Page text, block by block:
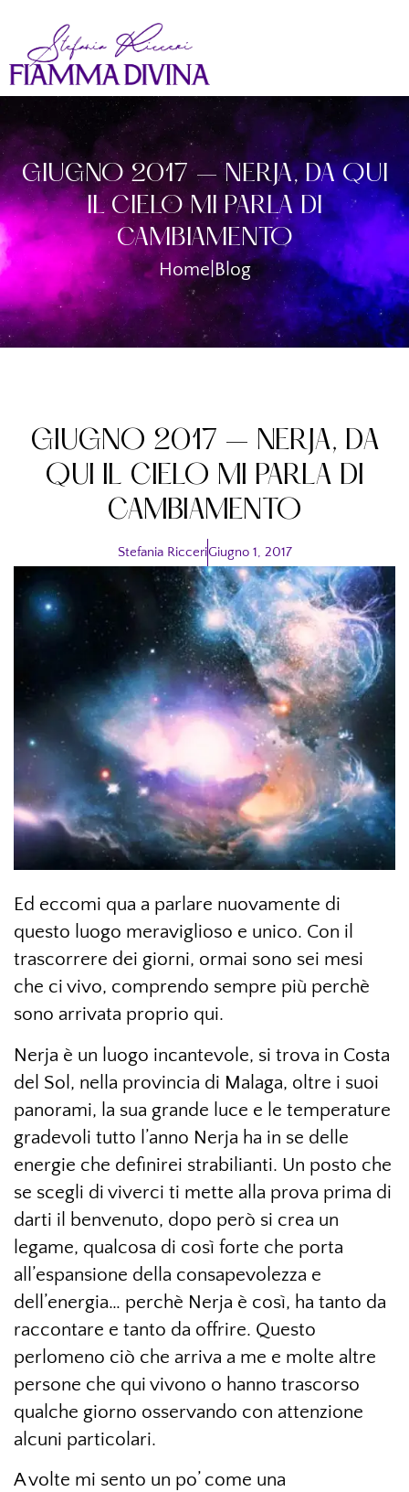
GIUGNO 2017 – NERJA, DA QUI
IL CIELO MI PARLA DI
CAMBIAMENTO
Home|Blog
GIUGNO 2017 – NERJA, DA
QUI IL CIELO MI PARLA DI
CAMBIAMENTO
Stefania RicceriGiugno 1, 2017
Ed eccomi qua a parlare nuovamente di
questo luogo meraviglioso e unico. Con il
trascorrere dei giorni, ormai sono sei mesi
che ci vivo, comprendo sempre più perchè
sono arrivata proprio qui.
Nerja è un luogo incantevole, si trova in Costa
del Sol, nella provincia di Malaga, oltre i suoi
panorami, la sua grande luce e le temperature
gradevoli tutto l’anno Nerja ha in se delle
energie che definirei strabilianti. Un posto che
se scegli di viverci ti mette alla prova prima di
darti il benvenuto, dopo però si crea un
legame, qualcosa di così forte che porta
all’espansione della consapevolezza e
dell’energia… perchè Nerja è così, ha tanto da
raccontare e tanto da offrire. Questo
perlomeno ciò che arriva a me e molte altre
persone che qui vivono o hanno trascorso
qualche giorno osservando con attenzione
alcuni particolari.
A volte mi sento un po’ come una